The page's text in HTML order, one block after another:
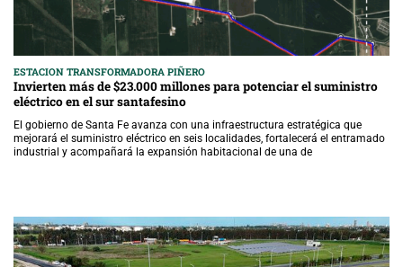
ESTACION TRANSFORMADORA PIÑERO
Invierten más de $23.000 millones para potenciar el suministro
eléctrico en el sur santafesino
El gobierno de Santa Fe avanza con una infraestructura estratégica que
mejorará el suministro eléctrico en seis localidades, fortalecerá el entramado
industrial y acompañará la expansión habitacional de una de